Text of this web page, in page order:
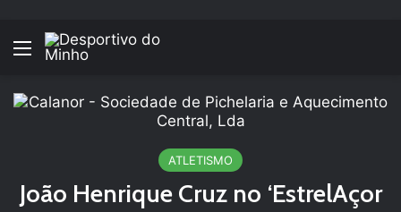
Menu
ATLETISMO
João Henrique Cruz no ‘EstrelAçor